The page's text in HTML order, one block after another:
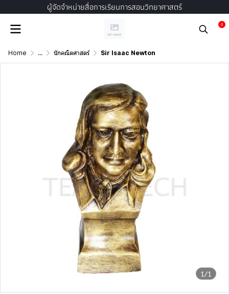
ผู้จัดจำหน่ายสื่อการเรียนการสอนวิทยาศาสตร์
0
Home ... นักคณิตศาสตร์ Sir Isaac Newton
1/1